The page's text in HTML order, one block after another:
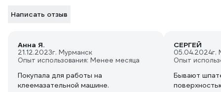
Написать отзыв
Анна Я.
21.12.2023г. Мурманск
Опыт использования: Менее месяца
Покупала для работы на
клеемазательной машине.
СЕРГЕЙ
05.04.2024г.
Опыт
Бывают